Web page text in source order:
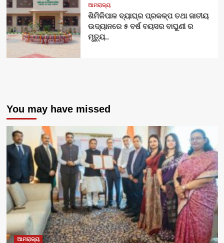
ଆମରାଜ୍ୟ
ଶିମିଳିପାଳ ବ୍ୟାଘ୍ର ପ୍ରକଳ୍ପ ତଥା ଜାତୀୟ
ଉଦ୍ୟାନରେ ୫ ବର୍ଷ ବୟସର ବାଘୁଣୀ ର
ମୃତ୍ୟୁ..
You may have missed
ଆମରାଜ୍ୟ